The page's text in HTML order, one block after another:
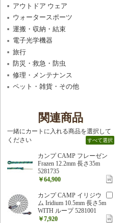
アウトドア ウェア
ウォータースポーツ
運搬・収納・結束
電子光学機器
旅行
防災・救急・防虫
修理・メンテナンス
ペット・雑貨・その他
関連商品
一緒にカートに入れる商品を選択して
ください
すべて選択
カンプ CAMP フレーゼン
Frazen 12.2mm 長さ35m
5281735
￥64,900
カンプ CAMP イリジウ
ム Iridium 10.5mm 長さ5m
WITH ループ 5281001
￥7,920